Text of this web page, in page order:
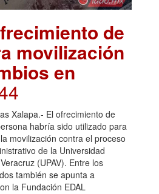
de
movilización
en
Xalapa.- El ofrecimiento de
habría sido utilizado para
movilización contra el proceso
de la Universidad
(UPAV). Entre los
también se apunta a
la Fundación EDAL